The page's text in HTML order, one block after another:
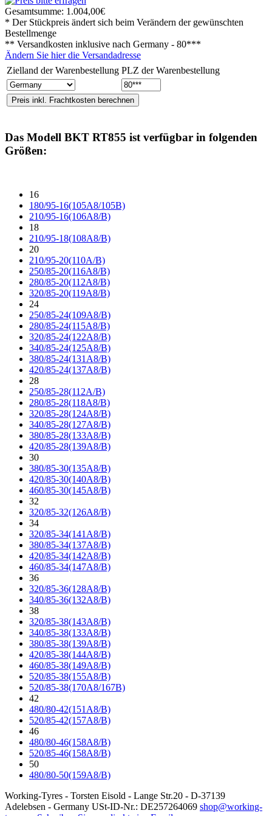
Gesamtsumme: 1.004,00€
* Der Stückpreis ändert sich beim Verändern der gewünschten
Bestellmenge
** Versandkosten inklusive nach Germany - 80***
Ändern Sie hier die Versandadresse
Zielland der Warenbestellung PLZ der Warenbestellung
Das Modell BKT RT855 ist verfügbar in folgenden
Größen:
16
180/95-16(105A8/105B)
210/95-16(106A8/B)
18
210/95-18(108A8/B)
20
210/95-20(110A/B)
250/85-20(116A8/B)
280/85-20(112A8/B)
320/85-20(119A8/B)
24
250/85-24(109A8/B)
280/85-24(115A8/B)
320/85-24(122A8/B)
340/85-24(125A8/B)
380/85-24(131A8/B)
420/85-24(137A8/B)
28
250/85-28(112A/B)
280/85-28(118A8/B)
320/85-28(124A8/B)
340/85-28(127A8/B)
380/85-28(133A8/B)
420/85-28(139A8/B)
30
380/85-30(135A8/B)
420/85-30(140A8/B)
460/85-30(145A8/B)
32
320/85-32(126A8/B)
34
320/85-34(141A8/B)
380/85-34(137A8/B)
420/85-34(142A8/B)
460/85-34(147A8/B)
36
320/85-36(128A8/B)
340/85-36(132A8/B)
38
320/85-38(143A8/B)
340/85-38(133A8/B)
380/85-38(139A8/B)
420/85-38(144A8/B)
460/85-38(149A8/B)
520/85-38(155A8/B)
520/85-38(170A8/167B)
42
480/80-42(151A8/B)
520/85-42(157A8/B)
46
480/80-46(158A8/B)
520/85-46(158A8/B)
50
480/80-50(159A8/B)
Working-Tyres - Torsten Eisold - Lange Str.20 - D-37139
Adelebsen - Germany USt-ID-Nr.: DE257264069 shop@working-